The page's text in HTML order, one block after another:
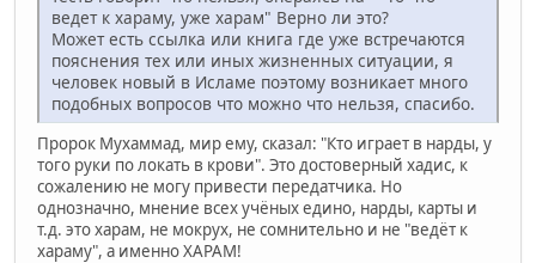
ведет к хараму, уже харам" Верно ли это?
Может есть ссылка или книга где уже встречаются
пояснения тех или иных жизненных ситуации, я
человек новый в Исламе поэтому возникает много
подобных вопросов что можно что нельзя, спасибо.
Пророк Мухаммад, мир ему, сказал: "Кто играет в нарды, у
того руки по локать в крови". Это достоверный хадис, к
сожалению не могу привести передатчика. Но
однозначно, мнение всех учёных едино, нарды, карты и
т.д. это харам, не мокрух, не сомнительно и не "ведёт к
хараму", а именно ХАРАМ!